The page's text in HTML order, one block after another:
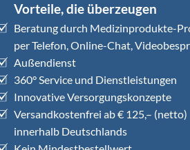
Vorteile, die überzeugen
Beratung durch Medizinprodukte-
per Telefon, Online-Chat,
Außendienst
360° Service und Dienstleistungen
Innovative Versorgungskonzepte
Versandkostenfrei ab € 125,– (netto)
innerhalb Deutschlands